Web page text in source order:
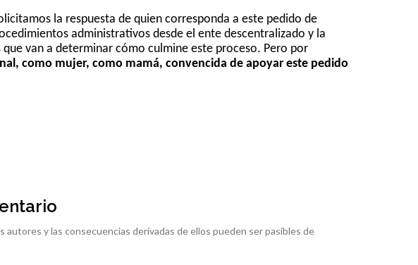
la respuesta de quien corresponda a este pedido de
administrativos desde el ente descentralizado y la
van a determinar cómo culmine este proceso. Pero por
como mujer, como mamá, convencida de apoyar este pedido
y las consecuencias derivadas de ellos pueden ser pasibles de